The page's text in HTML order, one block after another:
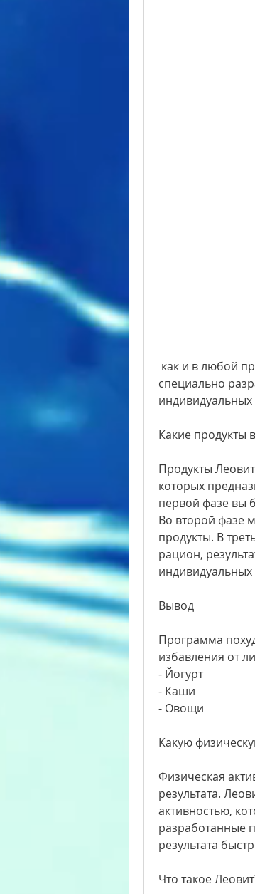
специально
Какие продукты
Продукты
которых
первой фазе вы
Во второй фазе
продукты. В
рацион,
Вывод
Программа
избавления от
- Йогурт
- Каши
- Овощи
Какую
Физическая
результата.
активностью,
разработанные
результата
Что такое